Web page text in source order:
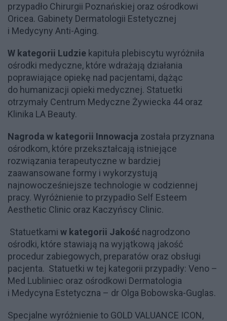
przypadło Chirurgii Poznańskiej oraz ośrodkowi
Oricea. Gabinety Dermatologii Estetycznej
i Medycyny Anti-Aging.
W kategorii Ludzie kapituła plebiscytu wyróżniła
ośrodki medyczne, które wdrażają działania
poprawiające opiekę nad pacjentami, dążąc
do humanizacji opieki medycznej. Statuetki
otrzymały Centrum Medyczne Żywiecka 44 oraz
Klinika LA Beauty.
Nagroda w kategorii Innowacja została przyznana
ośrodkom, które przekształcają istniejące
rozwiązania terapeutyczne w bardziej
zaawansowane formy i wykorzystują
najnowocześniejsze technologie w codziennej
pracy. Wyróżnienie to przypadło Self Esteem
Aesthetic Clinic oraz Kaczyńscy Clinic.
Statuetkami w kategorii Jakość nagrodzono
ośrodki, które stawiają na wyjątkową jakość
procedur zabiegowych, preparatów oraz obsługi
pacjenta. Statuetki w tej kategorii przypadły: Veno –
Med Lubliniec oraz ośrodkowi Dermatologia
i Medycyna Estetyczna – dr Olga Bobowska-Guglas.
Specjalne wyróżnienie to GOLD VALUANCE ICON,